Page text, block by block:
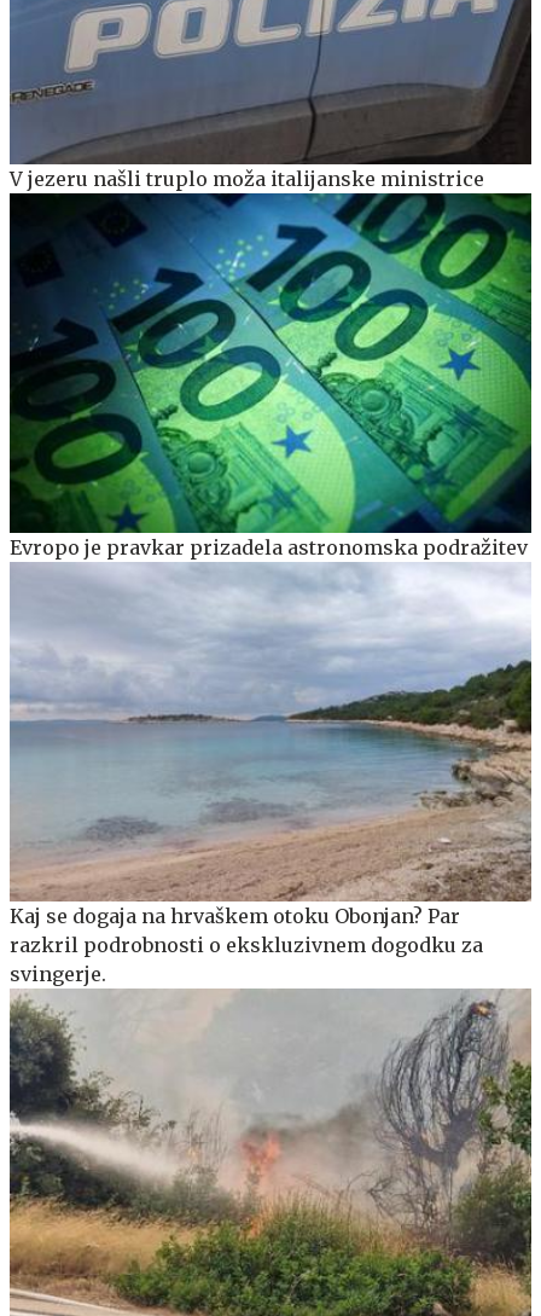
V jezeru našli truplo moža italijanske ministrice
Evropo je pravkar prizadela astronomska podražitev
Kaj se dogaja na hrvaškem otoku Obonjan? Par
razkril podrobnosti o ekskluzivnem dogodku za
svingerje.